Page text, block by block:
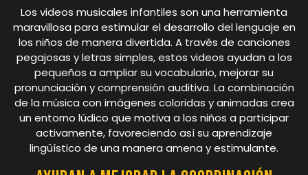
Los videos musicales infantiles son una herramienta
maravillosa para estimular el desarrollo del lenguaje en
los niños de manera divertida. A través de canciones
pegajosas y letras simples, estos videos ayudan a los
pequeños a ampliar su vocabulario, mejorar su
pronunciación y comprensión auditiva. La combinación
de la música con imágenes coloridas y animadas crea
un entorno lúdico que motiva a los niños a participar
activamente, favoreciendo así su aprendizaje
lingüístico de una manera amena y estimulante.